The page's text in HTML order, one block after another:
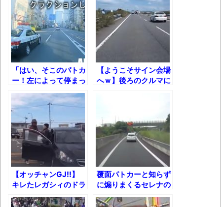
グループ会社の嫁子 [ほのぼの]
葉月つばさちゃん、昔から見てるんだけど
かなりお姉さんになったね
壊れたエアコンと歌えないボク
バージョンアップ情報更新 AOMEI
Backupper Standard 8.3.0 などバージョンア
ップ
高嶋ちさ子、ダウン症の姉が暴行事件！事
件の一部始終と衝撃の結末
【呆然】北海道旅行ワイ「ウニイクラ丼特
盛で食うぞ！！！うおおおおおおお
お！！！！！」→結
果･････････････････････････････
「はい、そこのパトカ
ー！左によって停まっ
てください！」
【ようこそサイン会場
へｗ】後ろのクルマに
【オッチャンGJ!!】
キレたレガシィのドラ
イバーにくだった天罰
覆面パトカーと知らず
に煽りまくるセレナの
運命!!